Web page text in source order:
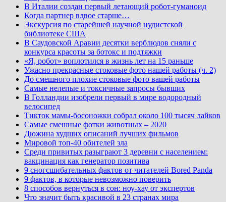
В Италии создан первый летающий робот-гуманоид
Когда партнер вдвое старше…
Экскурсия по старейшей научной нудистской
библиотеке США
В Саудовской Аравии десятки верблюдов сняли с
конкурса красоты за ботокс и подтяжки
«Я, робот» воплотился в жизнь лет на 15 раньше
Ужасно прекрасные стоковые фото нашей работы (ч. 2)
До смешного плохие стоковые фото вашей работы
Самые нелепые и токсичные запросы бывших
В Голландии изобрели первый в мире водородный
велосипед
Тикток мамы-босоножки собрал около 100 тысяч лайков
Самые смешные фотки животных – 2020
Дюжина худших описаний лучших фильмов
Мировой топ-40 обителей зла
Среди привитых разыграют 3 деревни с населением:
вакцинация как генератор позитива
9 сногсшибательных фактов от читателей Bored Panda
9 фактов, в которые невозможно поверить
8 способов вернуться в сон: ноу-хау от экспертов
Что значит быть красивой в 23 странах мира